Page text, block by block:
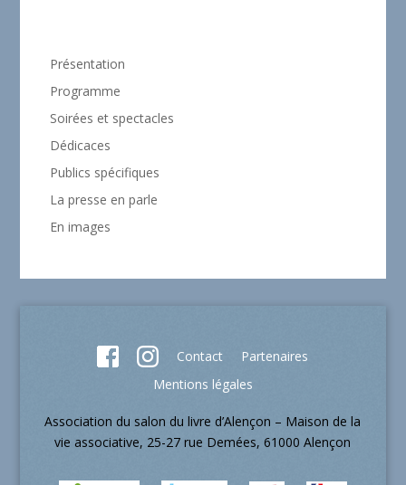
Présentation
Programme
Soirées et spectacles
Dédicaces
Publics spécifiques
La presse en parle
En images
Contact
Partenaires
Mentions légales
Association du salon du livre d’Alençon – Maison de la
vie associative, 25-27 rue Demées, 61000 Alençon